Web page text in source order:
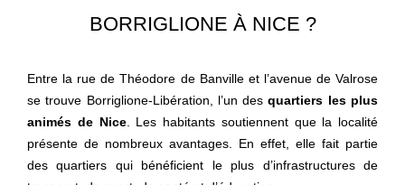
BORRIGLIONE À NICE ?
Entre la rue de Théodore de Banville et l’avenue de Valrose
se trouve Borriglione-Libération, l’un desquartiers les plus
animés de Nice. Les habitants soutiennent que la localité
présente de nombreux avantages. En effet, elle fait partie
des quartiers qui bénéficient le plus d’infrastructures de